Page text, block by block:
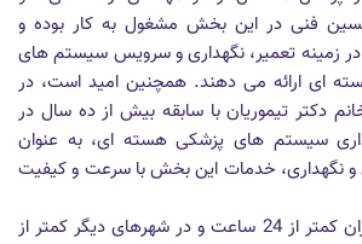
فنی در این بخش مشغول به کار بوده و
زمینه تعمیر، نگهداری و سرویس سیستم های
ای ارائه می دهند. همچنین امید است، در
دکتر تیموریان با سابقه بیش از ده سال در
سیستم های پزشکی هسته ای، به عنوان
خدمات این بخش با سرعت و کیفیت
ارائه این خدمات در تهران کمتر از 24 ساعت و در شهرهای دیگر کمتر از